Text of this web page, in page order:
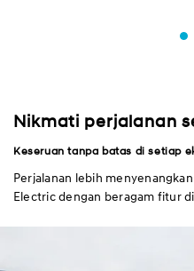
Nikmati perjalanan
Keseruan tanpa batas di setiap
Perjalanan lebih
Electric dengan beragam fitur